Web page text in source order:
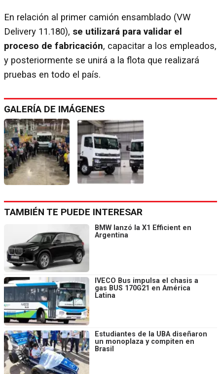
En relación al primer camión ensamblado (VW
Delivery 11.180), se utilizará para validar el
proceso de fabricación, capacitar a los empleados,
y posteriormente se unirá a la flota que realizará
pruebas en todo el país.
GALERÍA DE IMÁGENES
TAMBIÉN TE PUEDE INTERESAR
BMW lanzó la X1 Efficient en
Argentina
IVECO Bus impulsa el chasis a
gas BUS 170G21 en América
Latina
Estudiantes de la UBA diseñaron
un monoplaza y compiten en
Brasil